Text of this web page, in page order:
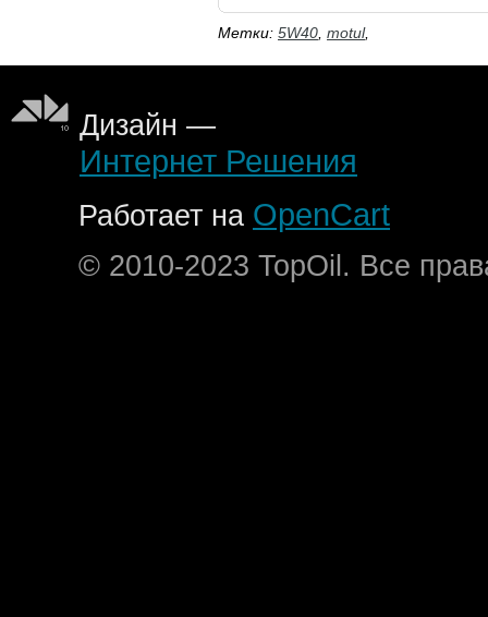
Метки: 5W40 motul,
Дизайн —
Интернет Решения
Работает на OpenCart
© 2010-2023 TopOil. Все